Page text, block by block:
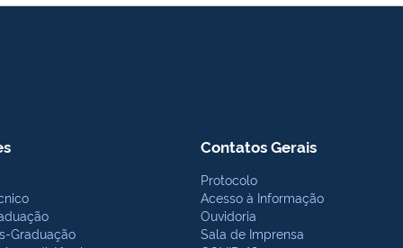
Graduação
Contatos Gerais
Protocolo
Acesso à Informação
Ouvidoria
Sala de Imprensa